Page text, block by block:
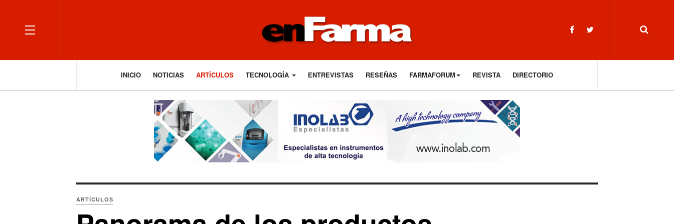
OFF CANVAS
INICIO NOTICIAS ARTÍCULOS TECNOLOGÍA ENTREVISTAS RESEÑAS FARMAFORUM REVISTA DIRECTORIO
ARTÍCULOS